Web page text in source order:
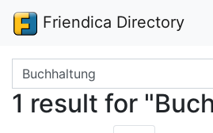
Friendica Directory
Search terms
1 result for